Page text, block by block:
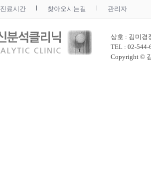
진료시간 찾아오시는길 관리자
상호 : 김미경
TEL : 02-
Copyright ©